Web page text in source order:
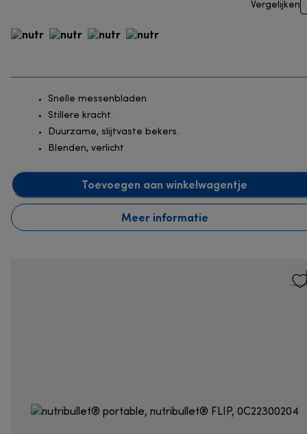
Vergelijken
Snelle messenbladen
Stillere kracht.
Duurzame, slijtvaste bekers.
Blenden, verlicht
Toevoegen aan winkelwagentje
Meer informatie